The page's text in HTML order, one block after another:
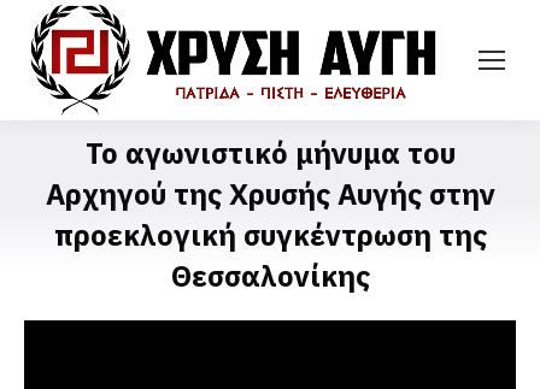
Το αγωνιστικό μήνυμα του
Αρχηγού της Χρυσής Αυγής στην
προεκλογική συγκέντρωση της
Θεσσαλονίκης